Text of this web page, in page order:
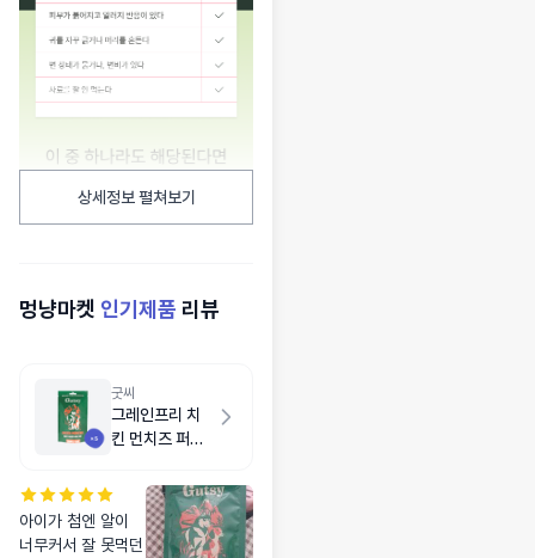
상세정보 펼쳐보기
멍냥마켓 인기제품 리뷰
굿씨
그레인프리 치
킨 먼치즈 퍼피
아이가 첨엔 알이
너무커서 잘 못먹던